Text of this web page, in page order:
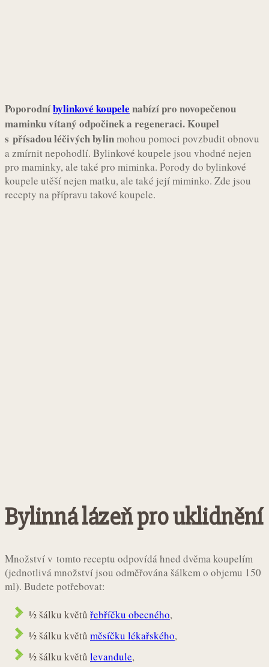
Poporodníbylinkové koupele nabízí pro novopečenou
maminku vítaný odpočinek a regeneraci. Koupel
s přísadou léčivých bylinmohou pomoci povzbudit obnovu
a zmírnit nepohodlí. Bylinkové koupele jsou vhodné nejen
pro maminky, ale také pro miminka. Porody do bylinkové
koupele utěší nejen matku, ale také její miminko. Zde jsou
recepty na přípravu takové koupele.
Bylinná lázeň pro uklidnění
Množství v tomto receptu odpovídá hned dvěma koupelím
(jednotlivá množství jsou odměřována šálkem o objemu 150
ml). Budete potřebovat:
½ šálku květů řebříčku obecného,
½ šálku květů měsíčku lékařského,
½ šálku květů levandule,